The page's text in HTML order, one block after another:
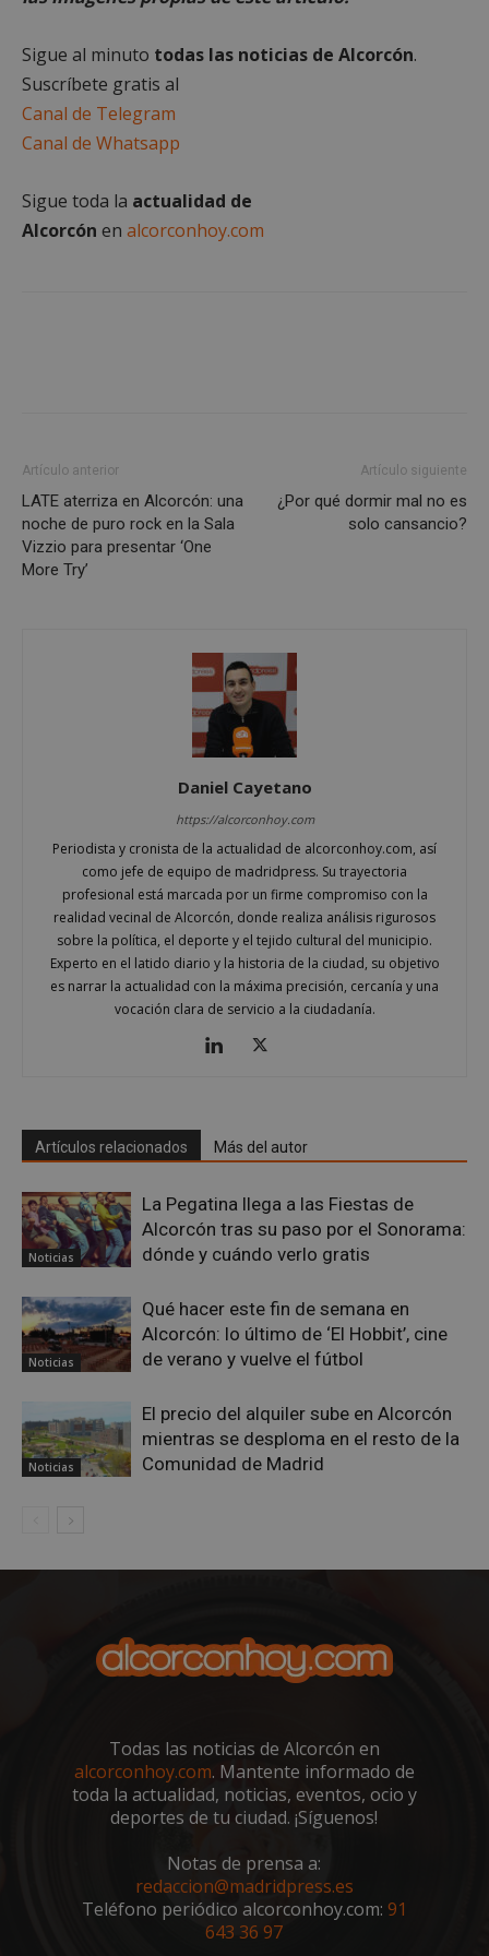
Sigue al minuto todas las noticias de Alcorcón.
Suscríbete gratis al
Canal de Telegram
Canal de Whatsapp
Sigue toda la actualidad de
Alcorcón en alcorconhoy.com
Artículo anterior
LATE aterriza en Alcorcón: una
noche de puro rock en la Sala
Vizzio para presentar ‘One
More Try’
Artículo siguiente
¿Por qué dormir mal no es
solo cansancio?
Daniel Cayetano
https://alcorconhoy.com
Periodista y cronista de la actualidad de alcorconhoy.com, así
como jefe de equipo de madridpress. Su trayectoria
profesional está marcada por un firme compromiso con la
realidad vecinal de Alcorcón, donde realiza análisis rigurosos
sobre la política, el deporte y el tejido cultural del municipio.
Experto en el latido diario y la historia de la ciudad, su objetivo
es narrar la actualidad con la máxima precisión, cercanía y una
vocación clara de servicio a la ciudadanía.
Artículos relacionados Más del autor
Noticias
La Pegatina llega a las Fiestas de
Alcorcón tras su paso por el Sonorama:
dónde y cuándo verlo gratis
Noticias
Qué hacer este fin de semana en
Alcorcón: lo último de ‘El Hobbit’, cine
de verano y vuelve el fútbol
Noticias
El precio del alquiler sube en Alcorcón
mientras se desploma en el resto de la
Comunidad de Madrid
Todas las noticias de Alcorcón en
alcorconhoy.com. Mantente informado de
toda la actualidad, noticias, eventos, ocio y
deportes de tu ciudad. ¡Síguenos!
Notas de prensa a:
redaccion@madridpress.es
Teléfono periódico alcorconhoy.com: 91
643 36 97
Cookies estrictamente necesarias
Nombre
Dominio
AWSALBCORS
Amazon.com
embed.bsky.app
1 semana
sp_landing
Spotify Inc.
.spotify.com
Google
Privacy Policy